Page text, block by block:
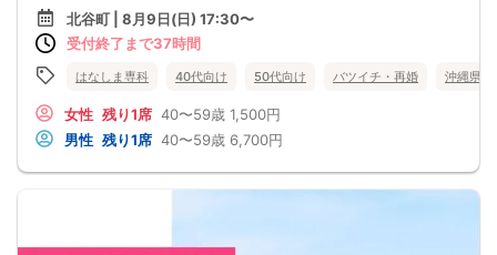
北谷町 | 8月9日(日) 17:30〜
受付終了まで37時間
はなしま専科 40代向け 50代向け バツイチ・再婚 沖縄県
女性 残り1席 40〜59歳 1,500円
男性 残り1席 40〜59歳 6,700円